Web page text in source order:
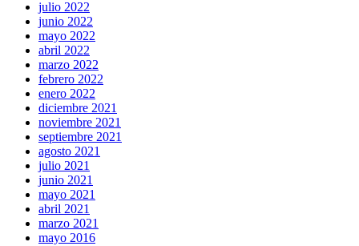
julio 2022
junio 2022
mayo 2022
abril 2022
marzo 2022
febrero 2022
enero 2022
diciembre 2021
noviembre 2021
septiembre 2021
agosto 2021
julio 2021
junio 2021
mayo 2021
abril 2021
marzo 2021
mayo 2016